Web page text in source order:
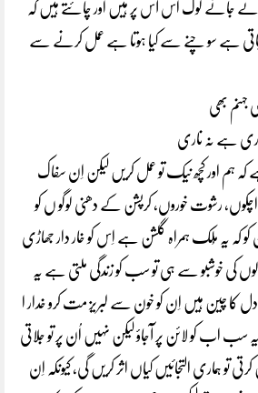
جانے لوگ اس آس پر ہیں اور چائتے ہیں کہ
ہے سو چنے سے کیا ہوتا ہے عمل کرنے سے
جہنم بھی
ہے نہ ناری
کہ ہم اور کچھ نیک تو عمل کریں لیکن اِن سفاک
رشوت خوروں، کرپشن کے دھنی لوگو ں کو
کہ یہ مُلک ہمراہ گلشن ہے اِس کو خار دار جھاڑی
خوشبو سے ہی تو سب کو زندگی ملتی ہے یہ
کا چین ہیں اِن کو خون سے لبریز مت کرو خدار ا
سب اب کو لائن پر آجاؤ لیکن نہیں اُن پر تو جلاتی
تو ہماری التجائیں کیاں اثر کریں گی، کیونکہ اِن